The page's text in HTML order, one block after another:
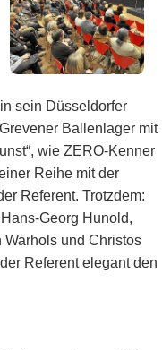
sein Düsseldorfer
Ballenlager mit
wie ZERO-Kenner
Reihe mit der
Referent. Trotzdem:
Georg Hunold,
und Christos
Referent elegant den